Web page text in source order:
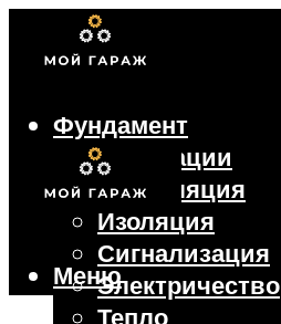
Фундамент
Коммуникации
Вентиляция
Изоляция
Сигнализация
Электричество
Тепло
Меню